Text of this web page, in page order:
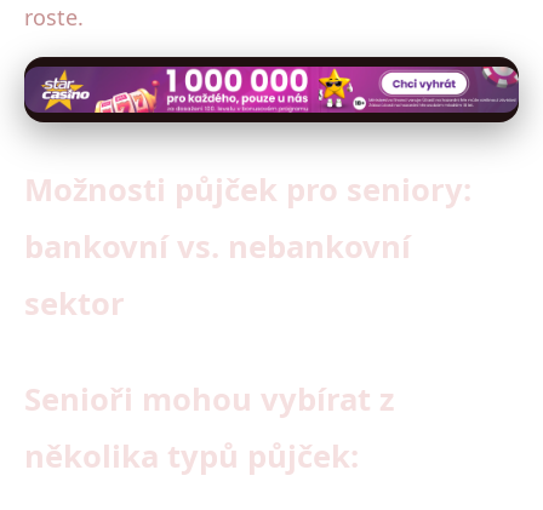
roste.
Možnosti půjček pro seniory:
bankovní vs. nebankovní
sektor
Senioři mohou vybírat z
několika typů půjček: